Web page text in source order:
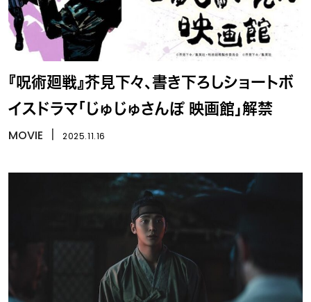
『呪術廻戦』芥見下々、書き下ろしショートボ
イスドラマ「じゅじゅさんぽ 映画館」解禁
MOVIE 2025.11.16